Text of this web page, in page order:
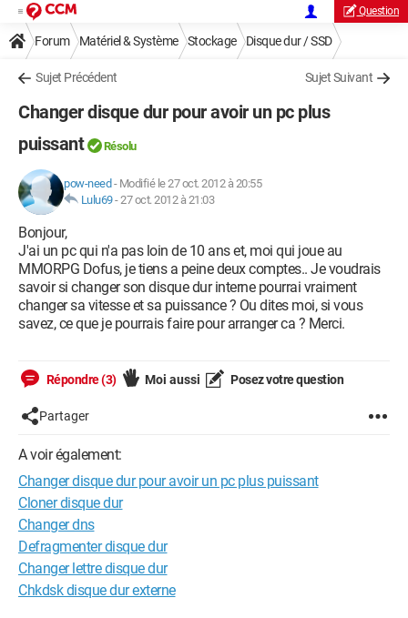
Question
Forum Matériel & Système Stockage Disque dur / SSD
Sujet Précédent Sujet Suivant
Changer disque dur pour avoir un pc plus
puissant
Résolu
pow-need - Modifié le 27 oct. 2012 à 20:55
Lulu69-27 oct. 2012 à 21:03
Bonjour,
J'ai un pc qui n'a pas loin de 10 ans et, moi qui joue au
MMORPG Dofus, je tiens a peine deux comptes.. Je voudrais
savoir si changer son disque dur interne pourrai vraiment
changer sa vitesse et sa puissance ? Ou dites moi, si vous
savez, ce que je pourrais faire pour arranger ca ? Merci.
Répondre (3) Moi aussi Posez votre question
Partager
A voir également:
Changer disque dur pour avoir un pc plus puissant
Cloner disque dur
Changer dns
Defragmenter disque dur
Changer lettre disque dur
Chkdsk disque dur externe